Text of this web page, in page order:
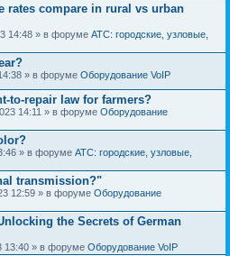
rates compare in rural vs urban
14:48 » в форуме АТС: городские, узловые,
» в форуме Оборудование VoIP
to-repair law for farmers?
14:11 » в форуме Оборудование
» в форуме АТС: городские, узловые,
transmission?"
12:59 » в форуме Оборудование
the Secrets of German
13:40 » в форуме Оборудование VoIP